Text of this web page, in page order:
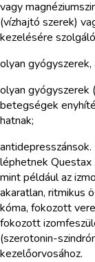
vagy
(vízhajtó szerek)
kezelésére
olyan
olyan gyógyszerek
betegségek
hatnak;
léphetnek
mint például az
akaratlan, ritmikus
kóma, fokozott
fokozott
(szerotonin-
kezelőorvosához.